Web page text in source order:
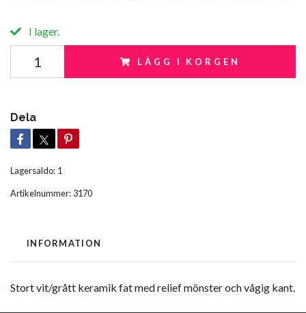
I lager.
LÄGG I KORGEN
Dela
Lagersaldo: 1
Artikelnummer: 3170
INFORMATION
Stort vit/grått keramik fat med relief mönster och vågig kant.